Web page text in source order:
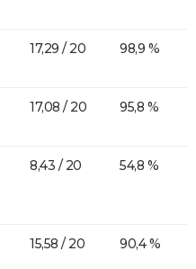
17,29 / 20 98,9 %
17,08 / 20 95,8 %
8,43 / 20 54,8 %
15,58 / 20 90,4 %